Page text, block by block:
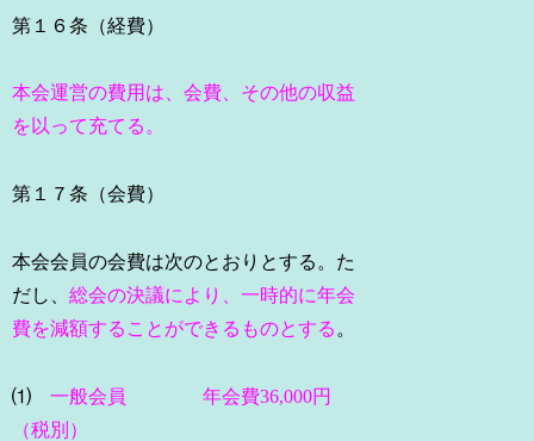
第１６条（経費）
本会運営の費用は、会費、その他の収益
を以って充てる。
第１７条（会費）
本会会員の会費は次のとおりとする。た
だし、総会の決議により、一時的に年会
費を減額することができるものとする 。
⑴一般会員 年会費36,000円
（税別）